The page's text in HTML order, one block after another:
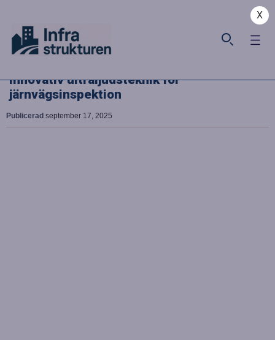
X
Innovativ ultraljudsteknik för
järnvägsinspektion
Publicerad september 17, 2025